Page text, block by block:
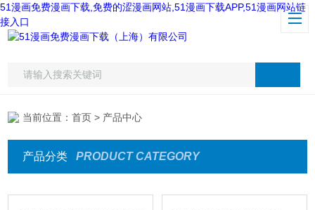
51漫画免费漫画下载,免费的涩漫画网站,51漫画下载APP,51漫画网站链
接入口
当前位置：首页 > 产品中心
产品分类 PRODUCT CATEGORY